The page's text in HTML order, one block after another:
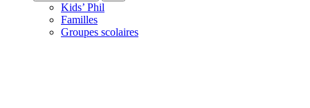
Kids’ Phil
Familles
Groupes scolaires